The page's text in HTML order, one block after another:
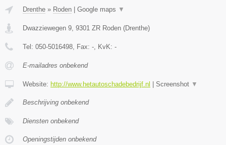
Drenthe » Roden Google maps ▼
Dwazziewegen 9 9301 ZR Roden (Drenthe)
Tel: 050-5016498 , Fax: - , KvK: -
E-mailadres onbekend
Website: http://www.hetautoschadebedrijf.nl Screenshot ▼
Beschrijving onbekend
Diensten onbekend
Openingstijden onbekend